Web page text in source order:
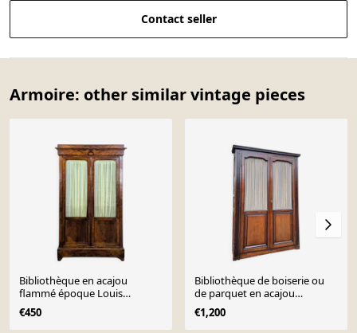
Contact seller
Armoire: other similar vintage pieces
Bibliothèque en acajou
flammé époque Louis
Philippe
€450
Bibliothèque de boiserie ou
de parquet en acajou
d’époque louis xvi xv
€1,200